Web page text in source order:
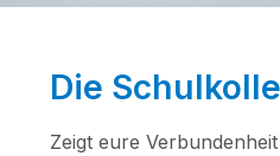
Die
Zeigt eure